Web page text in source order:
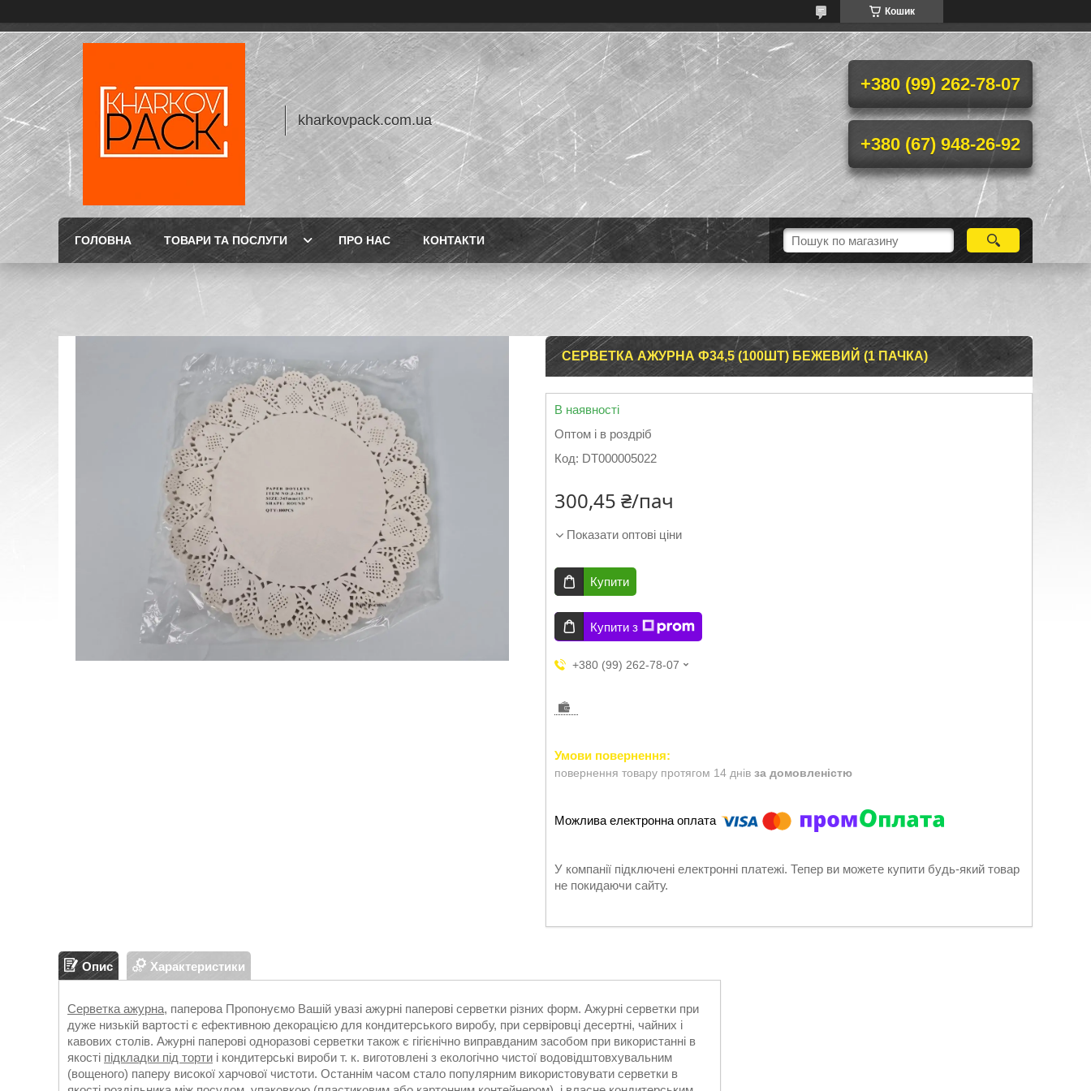
Кошик
kharkovpack.com.ua
+380 (99) 262-78-07
+380 (67) 948-26-92
ГОЛОВНА ТОВАРИ ТА ПОСЛУГИ ПРО НАС КОНТАКТИ
СЕРВЕТКА АЖУРНА Ф34,5 (100ШТ) БЕЖЕВИЙ (1 ПАЧКА)
В наявності
Оптом і в роздріб
Код: DT000005022
300,45 ₴/пач
Показати оптові ціни
Купити
Купити з
+380 (99) 262-78-07
повернення товару протягом 14 днів за домовленістю
У компанії підключені електронні платежі. Тепер ви можете купити будь-який товар
не покидаючи сайту.
Опис Характеристики
Серветка ажурна, паперова Пропонуємо Вашій увазі ажурні паперові серветки різних форм. Ажурні серветки при
дуже низькій вартості є ефективною декорацією для кондитерського виробу, при сервіровці десертні, чайних і
кавових столів. Ажурні паперові одноразові серветки також є гігієнічно виправданим засобом при використанні в
якості підкладки під торти і кондитерські вироби т. к. виготовлені з екологічно чистої водовідштовхувальним
(вощеного) паперу високої харчової чистоти. Останнім часом стало популярним використовувати серветки в